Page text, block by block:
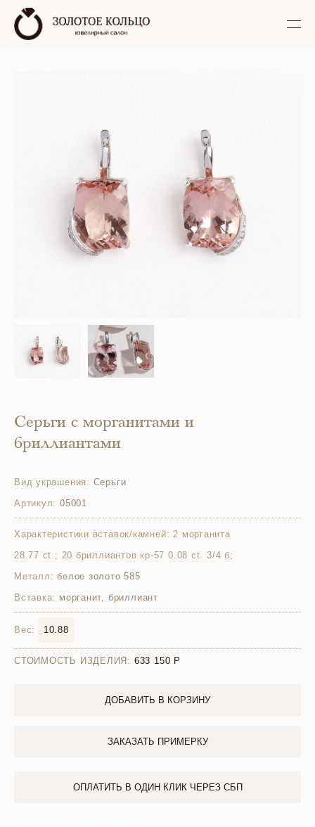
Серьги с морганитами и
бриллиантами
Вид украшения: Серьги
Артикул: 05001
Характеристики вставок/камней: 2 морганита
28.77 ct.; 20 бриллиантов кр-57 0.08 ct. 3/4 б;
Металл: белое золото 585
Вставка: морганит, бриллиант
Вес: 10.88
СТОИМОСТЬ ИЗДЕЛИЯ: 633 150
ДОБАВИТЬ В КОРЗИНУ
ЗАКАЗАТЬ ПРИМЕРКУ
ОПЛАТИТЬ В ОДИН КЛИК ЧЕРЕЗ СБП